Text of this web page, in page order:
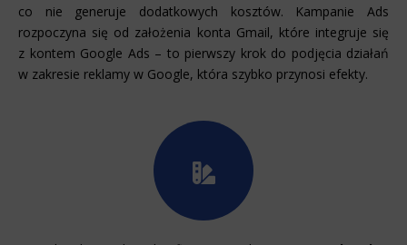
co nie generuje dodatkowych kosztów. Kampanie Ads
rozpoczyna się od założenia konta Gmail, które integruje się
z kontem Google Ads – to pierwszy krok do podjęcia działań
w zakresie reklamy w Google, która szybko przynosi efekty.